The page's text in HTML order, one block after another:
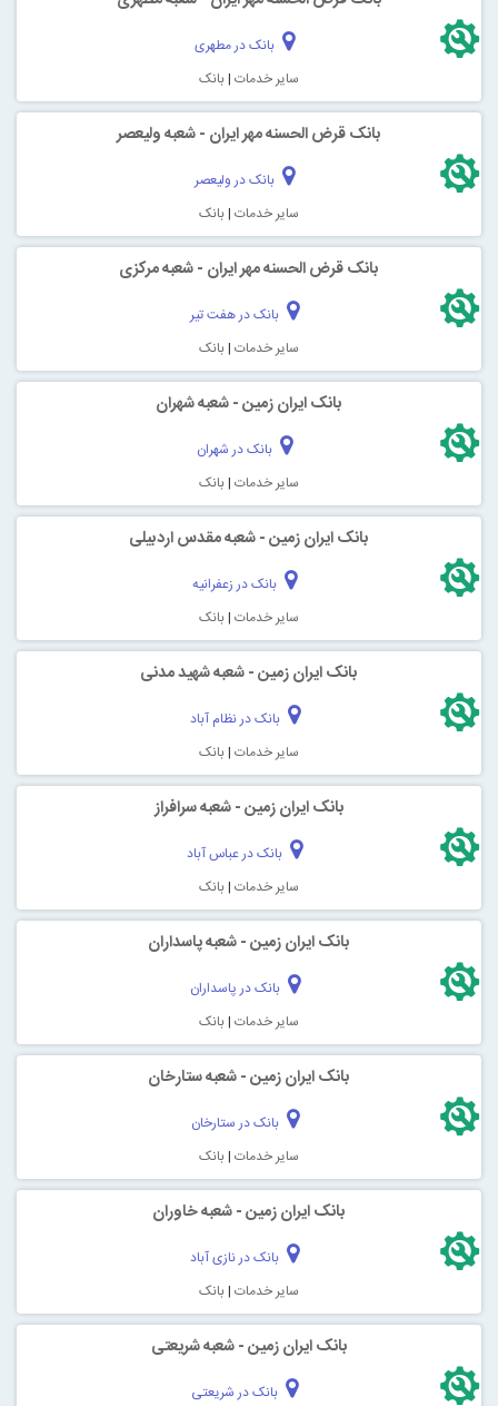
بانک در مطهری
سایر خدمات |بانک
بانک قرض الحسنه مهر ایران - شعبه ولیعصر
بانک در ولیعصر
سایر خدمات |بانک
بانک قرض الحسنه مهر ایران - شعبه مرکزی
بانک در هفت تیر
سایر خدمات |بانک
بانک ایران زمین - شعبه شهران
بانک در شهران
سایر خدمات |بانک
بانک ایران زمین - شعبه مقدس اردبیلی
بانک در زعفرانیه
سایر خدمات |بانک
بانک ایران زمین - شعبه شهید مدنی
بانک در نظام آباد
سایر خدمات |بانک
بانک ایران زمین - شعبه سرافراز
بانک در عباس آباد
سایر خدمات |بانک
بانک ایران زمین - شعبه پاسداران
بانک در پاسداران
سایر خدمات |بانک
بانک ایران زمین - شعبه ستارخان
بانک در ستارخان
سایر خدمات |بانک
بانک ایران زمین - شعبه خاوران
بانک در نازی آباد
سایر خدمات |بانک
بانک ایران زمین - شعبه شریعتی
بانک در شریعتی